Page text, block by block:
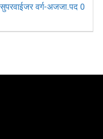
वर्ग-अजजा.पद 0